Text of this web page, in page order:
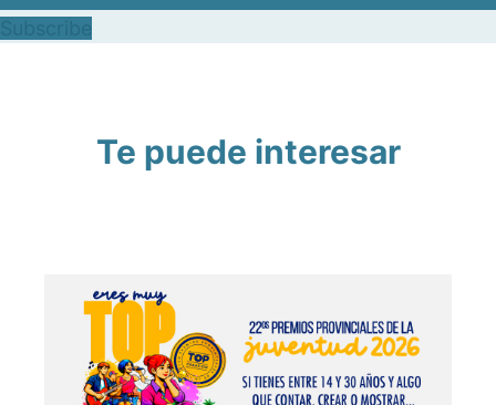
Te puede interesar